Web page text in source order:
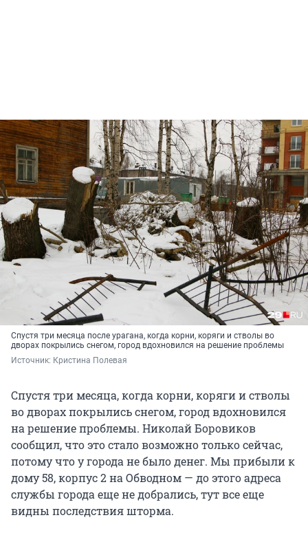
Спустя три месяца после урагана, когда корни, коряги и стволы во
дворах покрылись снегом, город вдохновился на решение проблемы
Источник: Кристина Полевая
Спустя три месяца, когда корни, коряги и стволы
во дворах покрылись снегом, город вдохновился
на решение проблемы. Николай Боровиков
сообщил, что это стало возможно только сейчас,
потому что у города не было денег. Мы прибыли к
дому 58, корпус 2 на Обводном — до этого адреса
службы города еще не добрались, тут все еще
видны последствия шторма.